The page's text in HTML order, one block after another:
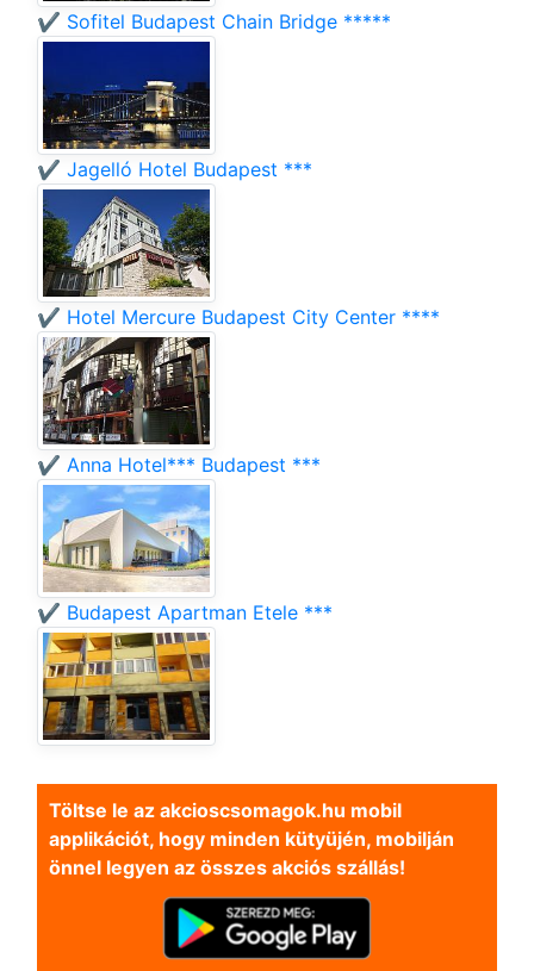
✔️ Sofitel Budapest Chain Bridge *****
✔️ Jagelló Hotel Budapest ***
✔️ Hotel Mercure Budapest City Center ****
✔️ Anna Hotel*** Budapest ***
✔️ Budapest Apartman Etele ***
Töltse le az akcioscsomagok.hu mobil
applikációt, hogy minden kütyüjén, mobilján
önnel legyen az összes akciós szállás!